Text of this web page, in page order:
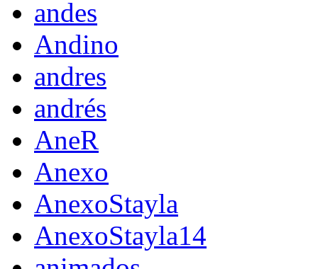
andes
Andino
andres
andrés
AneR
Anexo
AnexoStayla
AnexoStayla14